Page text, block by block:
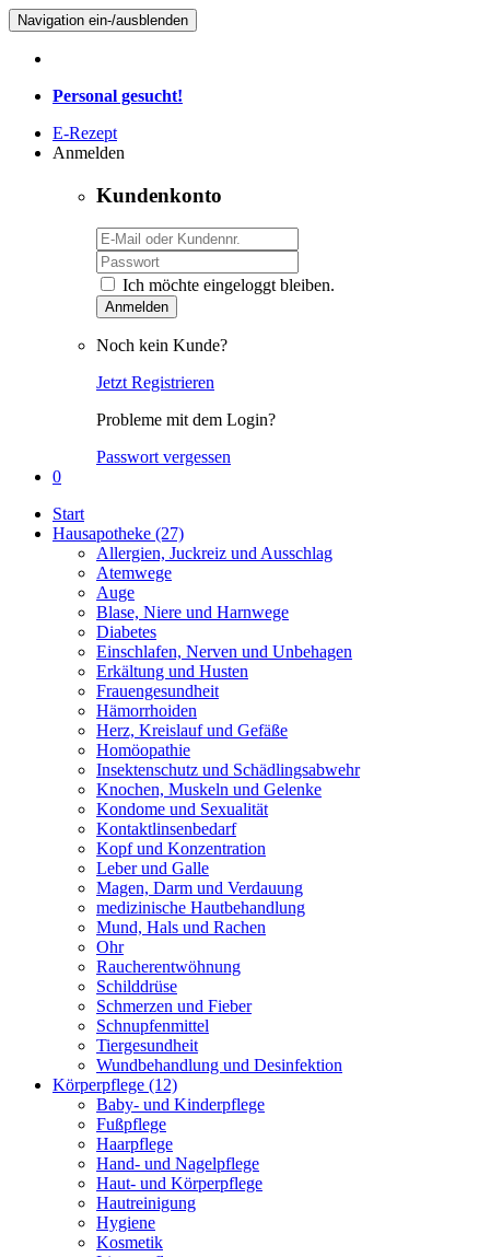
Navigation ein-/ausblenden
Personal gesucht!
E-Rezept
Anmelden
Kundenkonto
Ich möchte eingeloggt bleiben.
Anmelden
Noch kein Kunde?
Jetzt Registrieren
Probleme mit dem Login?
Passwort vergessen
0
Start
Hausapotheke (27)
Allergien, Juckreiz und Ausschlag
Atemwege
Auge
Blase, Niere und Harnwege
Diabetes
Einschlafen, Nerven und Unbehagen
Erkältung und Husten
Frauengesundheit
Hämorrhoiden
Herz, Kreislauf und Gefäße
Homöopathie
Insektenschutz und Schädlingsabwehr
Knochen, Muskeln und Gelenke
Kondome und Sexualität
Kontaktlinsenbedarf
Kopf und Konzentration
Leber und Galle
Magen, Darm und Verdauung
medizinische Hautbehandlung
Mund, Hals und Rachen
Ohr
Raucherentwöhnung
Schilddrüse
Schmerzen und Fieber
Schnupfenmittel
Tiergesundheit
Wundbehandlung und Desinfektion
Körperpflege (12)
Baby- und Kinderpflege
Fußpflege
Haarpflege
Hand- und Nagelpflege
Haut- und Körperpflege
Hautreinigung
Hygiene
Kosmetik